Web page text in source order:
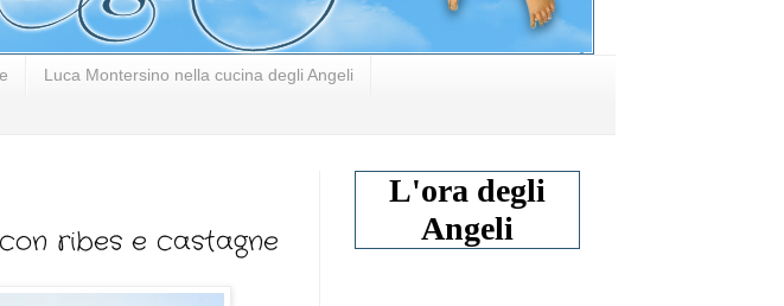
Luca Montersino nella cucina degli Angeli
ribes e castagne
L'ora degli
Angeli